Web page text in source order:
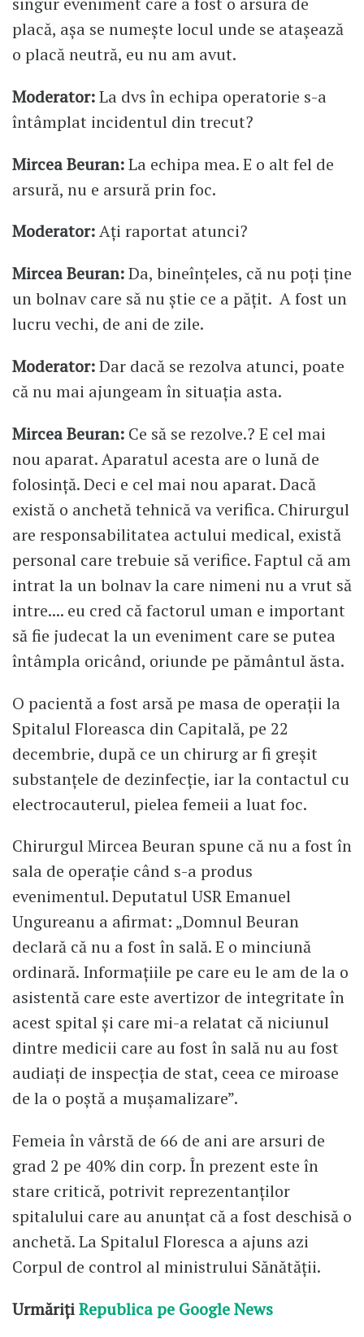
placă, așa se numește locul unde se atașează
o placă neutră, eu nu am avut.
Moderator:La dvs în echipa operatorie s-a
întâmplat incidentul din trecut?
Mircea Beuran:La echipa mea. E o alt fel de
arsură, nu e arsură prin foc.
Moderator:Ați raportat atunci?
Mircea Beuran:Da, bineînțeles, că nu poți ține
un bolnav care să nu știe ce a pățit. A fost un
lucru vechi, de ani de zile.
Moderator:Dar dacă se rezolva atunci, poate
că nu mai ajungeam în situația asta.
Mircea Beuran: Ce să se rezolve.? E cel mai
nou aparat. Aparatul acesta are o lună de
folosință. Deci e cel mai nou aparat. Dacă
există o anchetă tehnică va verifica. Chirurgul
are responsabilitatea actului medical, există
personal care trebuie să verifice. Faptul că am
intrat la un bolnav la care nimeni nu a vrut să
intre.... eu cred că factorul uman e important
să fie judecat la un eveniment care se putea
întâmpla oricând, oriunde pe pământul ăsta.
O pacientă a fost arsă pe masa de operații la
Spitalul Floreasca din Capitală, pe 22
decembrie, după ce un chirurg ar fi greșit
substanțele de dezinfecție, iar la contactul cu
electrocauterul, pielea femeii a luat foc.
Chirurgul Mircea Beuran spune că nu a fost în
sala de operație când s-a produs
evenimentul. Deputatul USR Emanuel
Ungureanu a afirmat: „Domnul Beuran
declară că nu a fost în sală. E o minciună
ordinară. Informațiile pe care eu le am de la o
asistentă care este avertizor de integritate în
acest spital și care mi-a relatat că niciunul
dintre medicii care au fost în sală nu au fost
audiați de inspecția de stat, ceea ce miroase
de la o poștă a mușamalizare”.
Femeia în vârstă de 66 de ani are arsuri de
grad 2 pe 40% din corp. În prezent este în
stare critică, potrivit reprezentanților
spitalului care au anunțat că a fost deschisă o
anchetă. La Spitalul Floresca a ajuns azi
Corpul de control al ministrului Sănătății.
UrmărițiRepublica pe Google News